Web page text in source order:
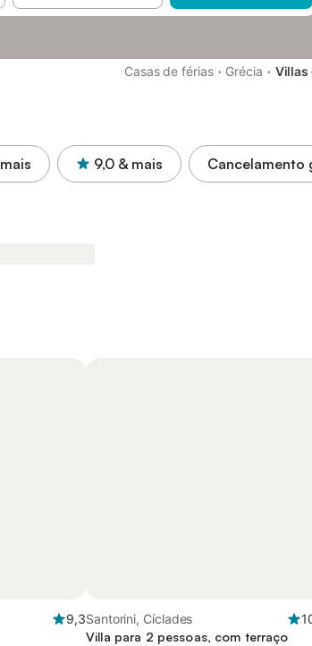
Casas de férias · Grécia · Villas
9,0 & mais Cancelamento
9,3Santorini, Cíclades
Villa para 2 pessoas, com terraço